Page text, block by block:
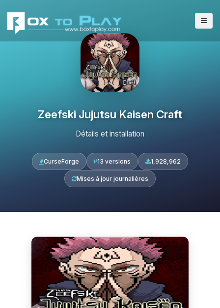
Zeefski Jujutsu Kaisen Craft
Détails et installation
CurseForge 13 versions 1,928,962
Mises à jour journalières